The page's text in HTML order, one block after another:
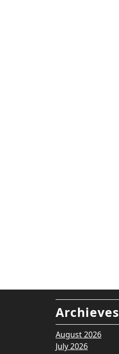
Archieves
August 2026
July 2026